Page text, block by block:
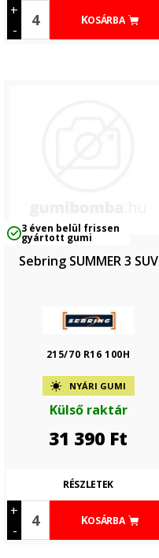
+
-
KOSÁRBA
3 éven belül frissen
gyártott gumi
Sebring SUMMER 3 SUV
215/70 R16 100H
NYÁRI GUMI
Külső raktár
31 390 Ft
+
-
KOSÁRBA
RÉSZLETEK